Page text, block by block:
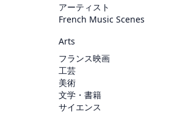
アーティスト
French Music Scenes
Arts
フランス映画
工芸
美術
文学・書籍
サイエンス